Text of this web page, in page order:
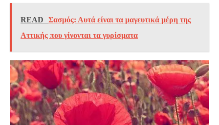
READ
Σασμός: Αυτά είναι τα μαγευτικά μέρη της
Αττικής που γίνονται τα γυρίσματα